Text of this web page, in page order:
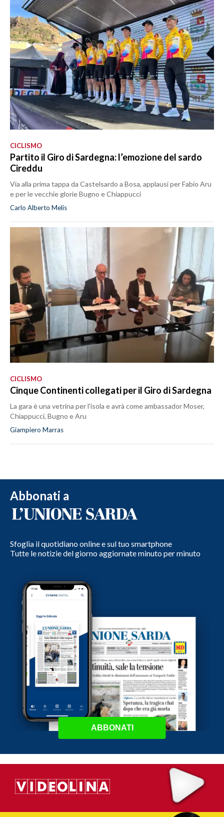
CICLISMO
Partito il Giro di Sardegna: l’emozione del sardo
Cireddu
Via alla prima tappa da Castelsardo a Bosa, applausi per Fabio Aru
e per le vecchie glorie Bugno e Chiappucci
Carlo Alberto Melis
CICLISMO
Cinque Continenti collegati per il Giro di Sardegna
La gara è una vetrina per l'isola e avrà come ambassador Moser,
Chiappucci, Bugno e Aru
Giampiero Marras
Abbonati a
Sfoglia il quotidiano online e sul tuo smartphone
Tutte le notizie del giorno aggiornate minuto per minuto
ABBONATI